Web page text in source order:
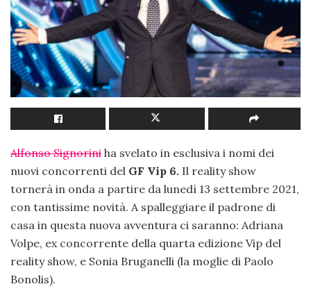
Alfonso Signorini ha svelato in esclusiva i nomi dei
nuovi concorrenti del GF Vip 6. Il reality show
tornerà in onda a partire da lunedì 13 settembre 2021,
con tantissime novità. A spalleggiare il padrone di
casa in questa nuova avventura ci saranno: Adriana
Volpe, ex concorrente della quarta edizione Vip del
reality show, e Sonia Bruganelli (la moglie di Paolo
Bonolis).